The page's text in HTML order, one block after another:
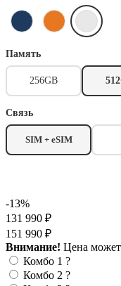
Память
256GB
Связь
SIM + eSIM
-13%
131 990 ₽
151 990 ₽
Внимание! Цена может
Комбо 1 ?
Комбо 2 ?